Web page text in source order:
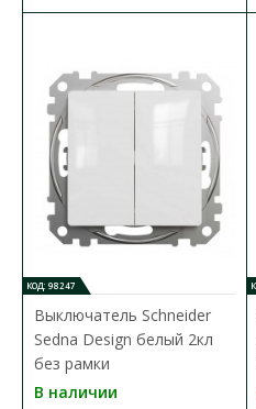
КОД: 98247
Выключатель Schneider
Sedna Design белый 2кл
без рамки
В наличии